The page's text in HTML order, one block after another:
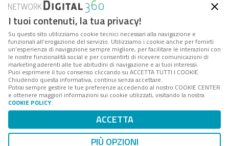
Forumpa.itè una pubblicazione telematica iscritta
presso Registro della stampa del Tribunale di Roma -
Reg. n. 182 del 2 maggio 2008 - Direttore resp. Michela
Stentella
FPA s.r.l. è società soggetta a Direzione e
Coordinamento da parte di Digital360 S.p.A. - FPA s.r.l.
è un'azienda certificata per il sistema di management
Codice Fiscale/Partita IVA n. 10693191008 - R.E.A. Roma
n. 1249791. ISP AWS
Mappa del sito
I tuoi contenuti, la tua privacy!
Su questo sito utilizziamo cookie tecnici necessari alla navigazione e
funzionali all’erogazione del servizio. Utilizziamo i cookie anche per fornirti
un’esperienza di navigazione sempre migliore, per facilitare le interazioni con
le nostre funzionalità social e per consentirti di ricevere comunicazioni di
marketing aderenti alle tue abitudini di navigazione e ai tuoi interessi.
Puoi esprimere il tuo consenso cliccando su ACCETTA TUTTI I COOKIE.
Chiudendo questa informativa, continui senza accettare.
Potrai sempre gestire le tue preferenze accedendo al nostro COOKIE CENTER
e ottenere maggiori informazioni sui cookie utilizzati, visitando la nostra
COOKIE POLICY.
ACCETTA
PIÙ OPZIONI